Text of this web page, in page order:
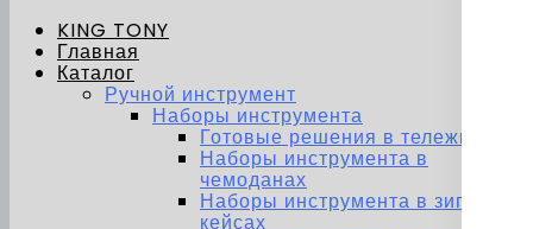
KING TONY
Главная
Каталог
Ручной инструмент
Наборы инструмента
Готовые решения в тележках
Наборы инструмента в
чемоданах
Наборы инструмента в зип-
кейсах